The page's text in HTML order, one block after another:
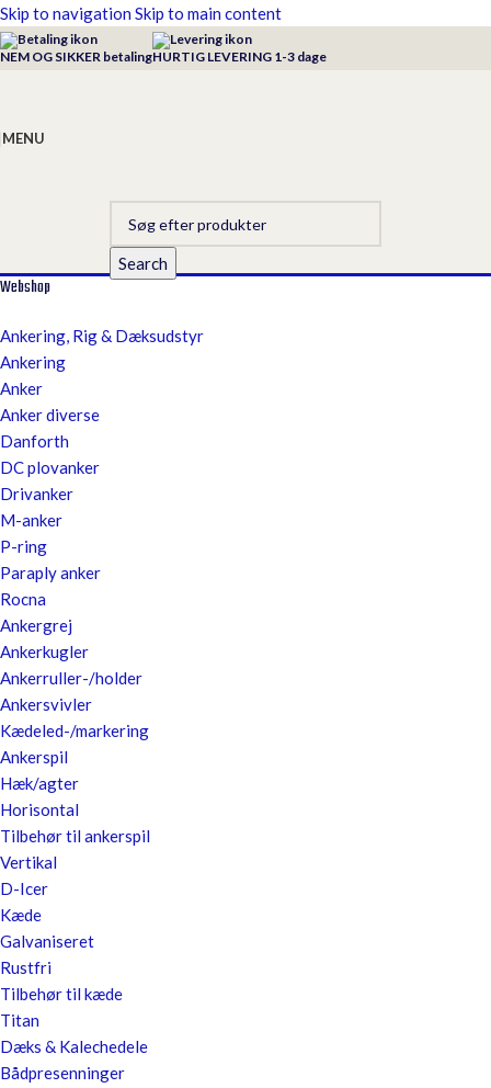
Skip to navigation Skip to main content
NEM OG SIKKER betalingHURTIG LEVERING 1-3 dage
MENU
Search
Webshop
Ankering, Rig & Dæksudstyr
Ankering
Anker
Anker diverse
Danforth
DC plovanker
Drivanker
M-anker
P-ring
Paraply anker
Rocna
Ankergrej
Ankerkugler
Ankerruller-/holder
Ankersvivler
Kædeled-/markering
Ankerspil
Hæk/agter
Horisontal
Tilbehør til ankerspil
Vertikal
D-Icer
Kæde
Galvaniseret
Rustfri
Tilbehør til kæde
Titan
Dæks & Kalechedele
Bådpresenninger